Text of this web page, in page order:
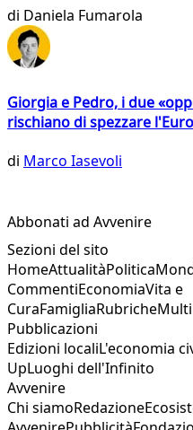
di Daniela Fumarola
Giorgia e Pedro, i due
rischiano di spezzare
di Marco Iasevoli
Abbonati ad Avvenire
Sezioni del sito
HomeAttualitàPolitica
CommentiEconomiaVita e
CuraFamigliaRubriche
Pubblicazioni
Edizioni localiL'economia
UpLuoghi dell'Infinito
Avvenire
Chi siamoRedazione